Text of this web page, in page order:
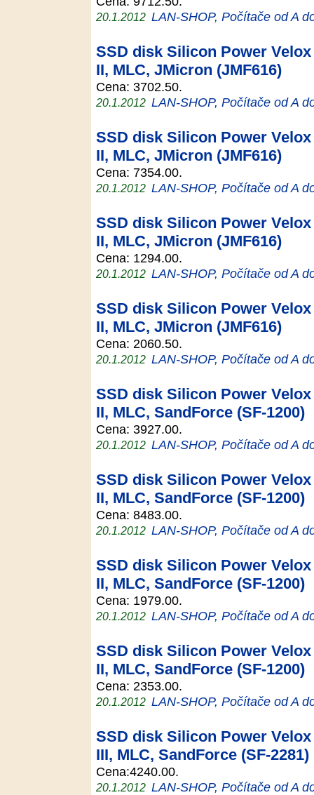
20.1.2012 LAN-SHOP, Počítače od A
SSD disk Silicon Power Velox
II, MLC, JMicron (JMF616)
Cena: 3702.50.
20.1.2012 LAN-SHOP, Počítače od A
SSD disk Silicon Power Velox
II, MLC, JMicron (JMF616)
Cena: 7354.00.
20.1.2012 LAN-SHOP, Počítače od A
SSD disk Silicon Power Velox
II, MLC, JMicron (JMF616)
Cena: 1294.00.
20.1.2012 LAN-SHOP, Počítače od A
SSD disk Silicon Power Velox
II, MLC, JMicron (JMF616)
Cena: 2060.50.
20.1.2012 LAN-SHOP, Počítače od A
SSD disk Silicon Power Velox
II, MLC, SandForce (SF-1200)
Cena: 3927.00.
20.1.2012 LAN-SHOP, Počítače od A
SSD disk Silicon Power Velox
II, MLC, SandForce (SF-1200)
Cena: 8483.00.
20.1.2012 LAN-SHOP, Počítače od A
SSD disk Silicon Power Velox
II, MLC, SandForce (SF-1200)
Cena: 1979.00.
20.1.2012 LAN-SHOP, Počítače od A
SSD disk Silicon Power Velox
II, MLC, SandForce (SF-1200)
Cena: 2353.00.
20.1.2012 LAN-SHOP, Počítače od A
SSD disk Silicon Power Velox
III, MLC, SandForce (SF-2281)
Cena:4240.00.
20.1.2012 LAN-SHOP, Počítače od A